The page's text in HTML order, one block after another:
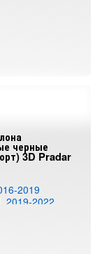
черные
3D Pradar
2019
2019-2022